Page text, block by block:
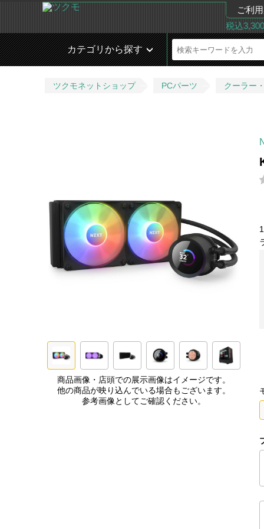
ご利
税込
カテゴリから探す
ツクモネットショップ PCパーツ クーラー
商品画像・店頭での展示画像はイメージです。
他の商品が映り込んでいる場合もございます。
参考画像としてご確認ください。